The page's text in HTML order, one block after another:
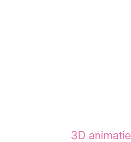
3D animatie